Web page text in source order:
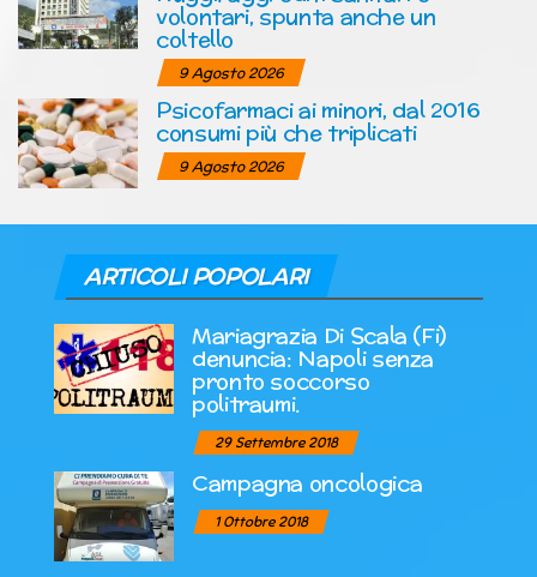
volontari, spunta anche un
coltello
9 Agosto 2026
Psicofarmaci ai minori, dal 2016
consumi più che triplicati
9 Agosto 2026
ARTICOLI POPOLARI
Mariagrazia Di Scala (Fi)
denuncia: Napoli senza
pronto soccorso
politraumi.
29 Settembre 2018
Campagna oncologica
1 Ottobre 2018